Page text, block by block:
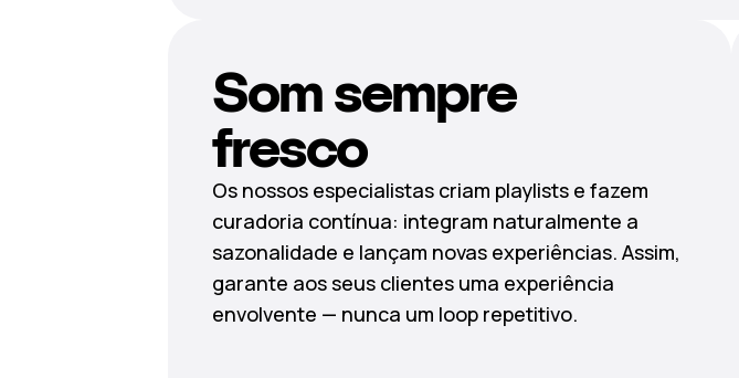
Som sempre
fresco
Os nossos especialistas criam playlists e fazem
curadoria contínua: integram naturalmente a
sazonalidade e lançam novas experiências. Assim,
garante aos seus clientes uma experiência
envolvente — nunca um loop repetitivo.